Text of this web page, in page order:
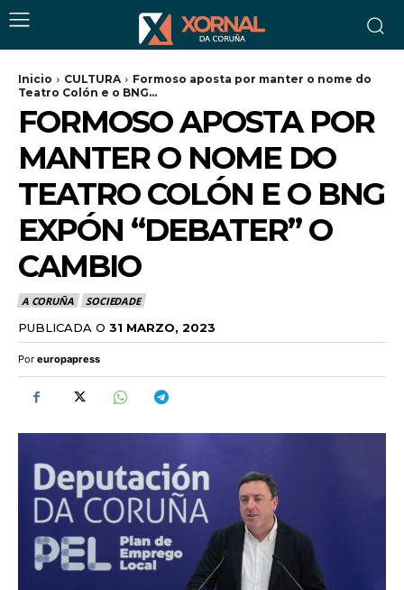
Inicio CULTURA
Formoso aposta por manter o nome do
Teatro Colón e o BNG...
FORMOSO APOSTA POR
MANTER O NOME DO
TEATRO COLÓN E O BNG
EXPÓN “DEBATER” O
CAMBIO
A CORUÑA SOCIEDADE
PUBLICADA O 31 MARZO, 2023
Por europapress